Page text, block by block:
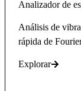
Analizador de
Análisis de
rápida de
Explorar